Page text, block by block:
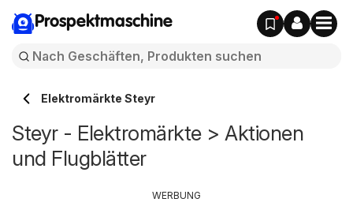
Prospektmaschine
Elektromärkte Steyr
Steyr - Elektromärkte > Aktionen
und Flugblätter
WERBUNG